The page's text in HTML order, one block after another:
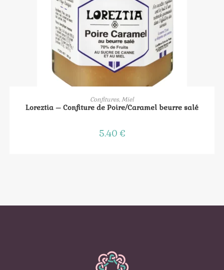
AJOUTER AU PANIER
Confitures, Miel
Loreztia – Confiture de Poire/Caramel beurre salé
5.40€